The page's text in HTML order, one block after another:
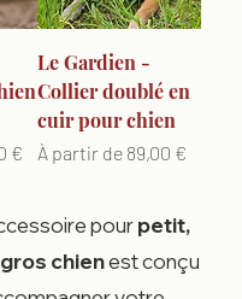
€
Le Gardien -
Collier doublé en
cuir pour chien
À partir de 89,00 €
Prix promotionnel
pourpetit,
chienest conçu